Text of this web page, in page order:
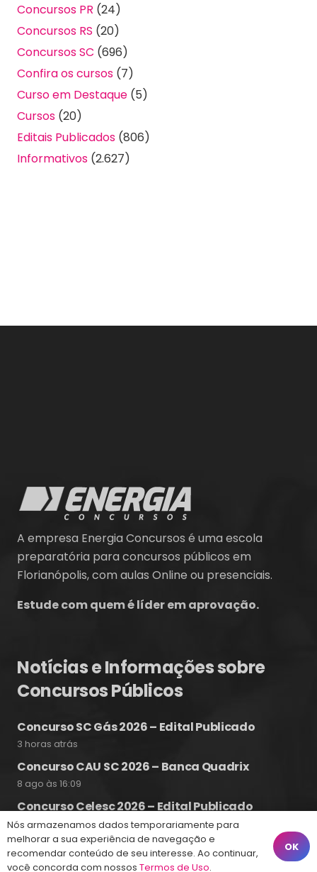
Concursos PR (24)
Concursos RS (20)
Concursos SC (696)
Confira os cursos (7)
Curso em Destaque (5)
Cursos (20)
Editais Publicados (806)
Informativos (2.627)
A empresa Energia Concursos é uma escola
preparatória para concursos públicos em
Florianópolis, com aulas Online ou presenciais.
Estude com quem é líder em aprovação.
Notícias e Informações sobre
Concursos Públicos
Concurso SC Gás 2026 – Edital Publicado
3 horas atrás
Concurso CAU SC 2026 – Banca Quadrix
8 ago às 16:09
Concurso Celesc 2026 – Edital Publicado
7 ago às 20:17
Nós armazenamos dados temporariamente para
melhorar a sua experiência de navegação e
recomendar conteúdo de seu interesse. Ao continuar,
você concorda com nossos Termos de Uso.
OK